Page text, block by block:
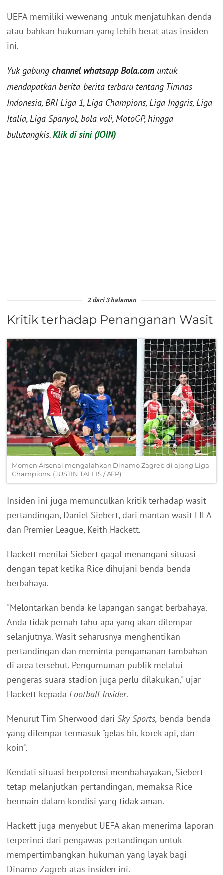
UEFA memiliki wewenang untuk menjatuhkan denda
atau bahkan hukuman yang lebih berat atas insiden
ini.
Yuk gabung channel whatsapp Bola.com untuk
mendapatkan berita-berita terbaru tentang Timnas
Indonesia, BRI Liga 1, Liga Champions, Liga Inggris, Liga
Italia, Liga Spanyol, bola voli, MotoGP, hingga
bulutangkis.Klik di sini (JOIN)
2 dari 3 halaman
Kritik terhadap Penanganan Wasit
Momen Arsenal mengalahkan Dinamo Zagreb di ajang Liga
Champions. (JUSTIN TALLIS / AFP)
Insiden ini juga memunculkan kritik terhadap wasit
pertandingan, Daniel Siebert, dari mantan wasit FIFA
dan Premier League, Keith Hackett.
Hackett menilai Siebert gagal menangani situasi
dengan tepat ketika Rice dihujani benda-benda
berbahaya.
"Melontarkan benda ke lapangan sangat berbahaya.
Anda tidak pernah tahu apa yang akan dilempar
selanjutnya. Wasit seharusnya menghentikan
pertandingan dan meminta pengamanan tambahan
di area tersebut. Pengumuman publik melalui
pengeras suara stadion juga perlu dilakukan," ujar
Hackett kepada Football Insider.
Menurut Tim Sherwood dari Sky Sports, benda-benda
yang dilempar termasuk "gelas bir, korek api, dan
koin".
Kendati situasi berpotensi membahayakan, Siebert
tetap melanjutkan pertandingan, memaksa Rice
bermain dalam kondisi yang tidak aman.
Hackett juga menyebut UEFA akan menerima laporan
terperinci dari pengawas pertandingan untuk
mempertimbangkan hukuman yang layak bagi
Dinamo Zagreb atas insiden ini.